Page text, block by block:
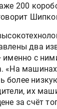
200
два
именно с
«На
их
за счёт